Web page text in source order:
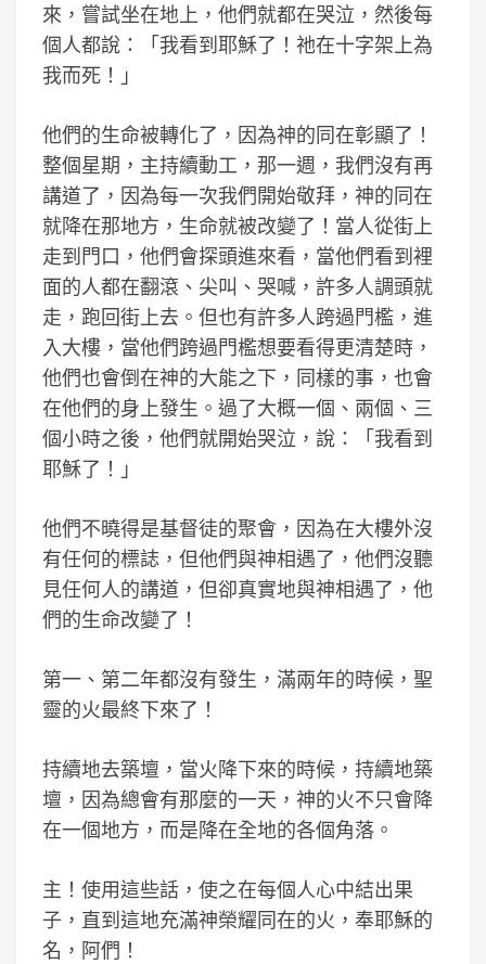
來，嘗試坐在地上，他們就都在哭泣，然後每
個人都說：「我看到耶穌了！祂在十字架上為
我而死！」
他們的生命被轉化了，因為神的同在彰顯了！
整個星期，主持續動工，那一週，我們沒有再
講道了，因為每一次我們開始敬拜，神的同在
就降在那地方，生命就被改變了！當人從街上
走到門口，他們會探頭進來看，當他們看到裡
面的人都在翻滾、尖叫、哭喊，許多人調頭就
走，跑回街上去。但也有許多人跨過門檻，進
入大樓，當他們跨過門檻想要看得更清楚時，
他們也會倒在神的大能之下，同樣的事，也會
在他們的身上發生。過了大概一個、兩個、三
個小時之後，他們就開始哭泣，說：「我看到
耶穌了！」
他們不曉得是基督徒的聚會，因為在大樓外沒
有任何的標誌，但他們與神相遇了，他們沒聽
見任何人的講道，但卻真實地與神相遇了，他
們的生命改變了！
第一、第二年都沒有發生，滿兩年的時候，聖
靈的火最終下來了！
持續地去築壇，當火降下來的時候，持續地築
壇，因為總會有那麼的一天，神的火不只會降
在一個地方，而是降在全地的各個角落。
主！使用這些話，使之在每個人心中結出果
子，直到這地充滿神榮耀同在的火，奉耶穌的
名，阿們！